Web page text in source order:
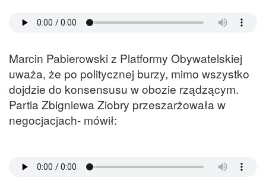
Marcin Pabierowski z Platformy Obywatelskiej
uważa, że po politycznej burzy, mimo wszystko
dojdzie do konsensusu w obozie rządzącym.
Partia Zbigniewa Ziobry przeszarżowała w
negocjacjach- mówił: